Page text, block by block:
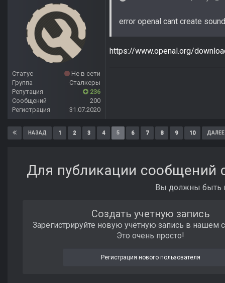
Статус
Не в сети
Группа
Сталкеры
Репутация
236
Сообщений
200
Регистрация
31.07.2020
error openal cant create
https://www.openal.org/
НАЗАД 1 2 3 4 5 6 7 8 9 10 ДАЛЕЕ
Для публикации сообщений
Вы должны быть
Создать учетную запись
Зарегистрируйте новую учётную запись в нашем
Это очень просто!
Регистрация нового пользователя